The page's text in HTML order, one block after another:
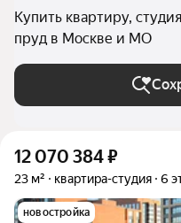
Купить квартиру,
пруд в Москве и МО
12 070 384₽
23 м² квартира-студия 6
новостройка